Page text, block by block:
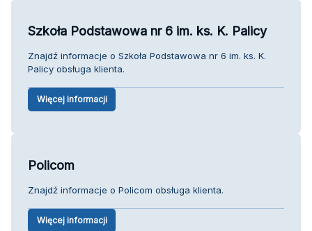
Szkoła Podstawowa nr 6 im. ks. K. Palicy
Znajdź informacje o Szkoła Podstawowa nr 6 im. ks. K.
Palicy obsługa klienta.
Więcej informacji
Policom
Znajdź informacje o Policom obsługa klienta.
Więcej informacji